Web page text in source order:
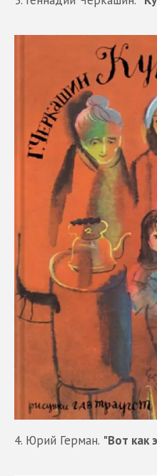
4. Юрий Герман. "Вот как